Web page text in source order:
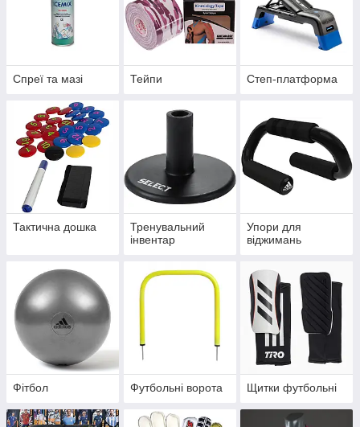
Спреї та мазі Тейпи Степ-платформа
Тактична дошка
Тренувальний
інвентар
Упори для
віджимань
Фітбол Футбольні ворота Щитки футбольні